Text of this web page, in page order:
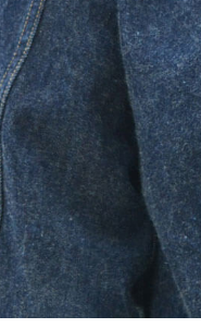
トート
リタリー
パーツ
ート
ケース
ンケース＞
／iPhone17 Pro
／iPhone15 Pro